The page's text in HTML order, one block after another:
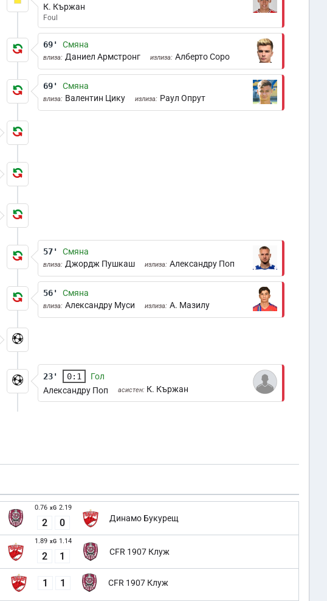
К. Кържан
Foul
69' Смяна
влиза: Даниел Армстронг излиза: Алберто Соро
69' Смяна
влиза: Валентин Цику излиза: Раул Опрут
57' Смяна
влиза: Джордж Пушкаш излиза: Александру Поп
56' Смяна
влиза: Александру Муси излиза: А. Мазилу
23' 0:1
Гол
Александру Поп
асистен: К. Кържан
0.76 xG 2.19
2 0 Динамо Букурещ
1.89 xG 1.14
2 1 CFR 1907 Клуж
1 1 CFR 1907 Клуж